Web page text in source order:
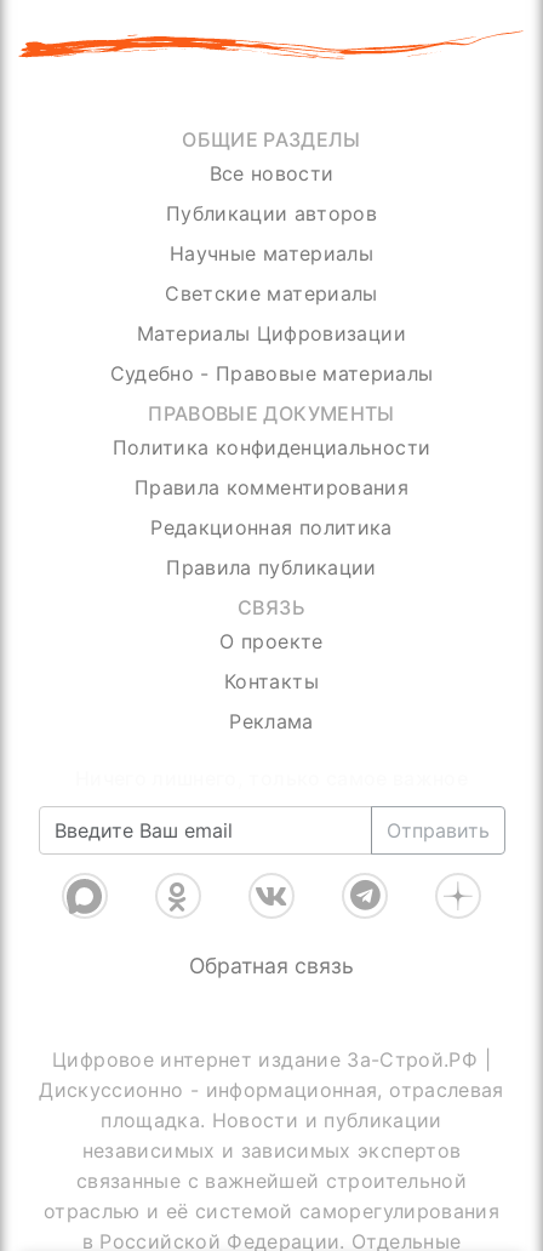
ОБЩИЕ РАЗДЕЛЫ
Все новости
Публикации авторов
Научные материалы
Светские материалы
Материалы Цифровизации
Судебно - Правовые материалы
ПРАВОВЫЕ ДОКУМЕНТЫ
Политика конфиденциальности
Правила комментирования
Редакционная политика
Правила публикации
СВЯЗЬ
О проекте
Контакты
Реклама
Отправить
Обратная связь
Цифровое интернет издание За-Строй.РФ |
Дискуссионно - информационная, отраслевая
площадка. Новости и публикации
независимых и зависимых экспертов
связанные с важнейшей строительной
отраслью и её системой саморегулирования
в Российской Федерации. Отдельные